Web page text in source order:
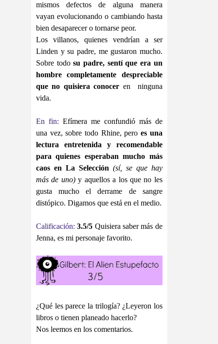
mismos defectos de alguna manera
vayan evolucionando o cambiando hasta
bien desaparecer o tornarse peor.
Los villanos, quienes vendrían a ser
Linden y su padre, me gustaron mucho.
Sobre todosu padre, sentí que era un
hombre completamente despreciable
que no quisiera conocer en ninguna
vida.
En fin: Efímera me confundió más de
una vez, sobre todo Rhine, peroes una
lectura entretenida y recomendable
para quienes esperaban mucho más
caos en La Selección (sí, se que hay
más de uno)y aquellos a los que no les
gusta mucho el derrame de sangre
distópico. Digamos que está en el medio.
Calificación: 3.5/5 Quisiera saber más de
Jenna, es mi personaje favorito.
¿Qué les parece la trilogía? ¿Leyeron los
libros o tienen planeado hacerlo?
Nos leemos en los comentarios.